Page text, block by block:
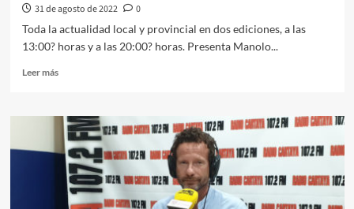
31 de agosto de 2022
0
Toda la actualidad local y provincial en dos ediciones, a las
13:00? horas y a las 20:00? horas. Presenta Manolo...
Leer más